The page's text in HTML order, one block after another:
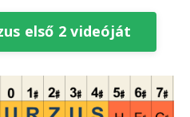
első 2 videóját